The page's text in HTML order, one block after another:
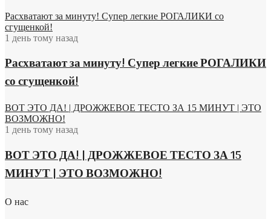
Расхватают за минуту! Супер легкие РОГАЛИКИ со
сгущенкой!
1 день тому назад
Расхватают за минуту! Супер легкие РОГАЛИКИ
со сгущенкой!
ВОТ ЭТО ДА! | ДРОЖЖЕВОЕ ТЕСТО ЗА 15 МИНУТ | ЭТО
ВОЗМОЖНО!
1 день тому назад
ВОТ ЭТО ДА! | ДРОЖЖЕВОЕ ТЕСТО ЗА 15
МИНУТ | ЭТО ВОЗМОЖНО!
О нас